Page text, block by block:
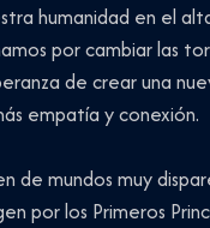
humanidad en el
por cambiar las
de crear una
empatía y conexión.
de mundos muy
por los Primeros